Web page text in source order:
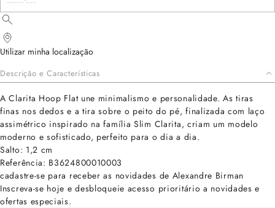
Utilizar minha localização
Descrição e Características
A Clarita Hoop Flat une minimalismo e personalidade. As tiras
finas nos dedos e a tira sobre o peito do pé, finalizada com laço
assimétrico inspirado na família Slim Clarita, criam um modelo
moderno e sofisticado, perfeito para o dia a dia.
Salto: 1,2 cm
Referência: B3624800010003
cadastre-se para receber as novidades de Alexandre Birman
Inscreva-se hoje e desbloqueie acesso prioritário a novidades e
ofertas especiais.